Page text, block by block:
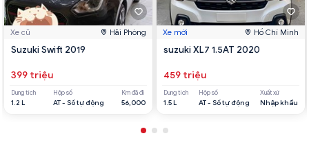
Xe cũ Hải Phòng
Suzuki Swift 2019
399 triệu
Dung tích
1.2 L
Hộp số
AT - Số tự động
Km đã đi
56,000
Xe mới Hồ Chí Minh
suzuki XL7 1.5AT 2020
459 triệu
Dung tích
1.5 L
Hộp số
AT - Số tự động
Xuất xứ
Nhập khẩu